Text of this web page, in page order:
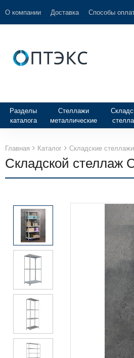
О компании Доставка Способы
Разделы
каталога
Стеллажи
металлические
Главная Каталог Складские стеллажи
Складской стеллаж